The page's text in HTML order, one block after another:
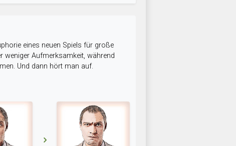
eines neuen Spiels für große
weniger Aufmerksamkeit, während
Und dann hört man auf.